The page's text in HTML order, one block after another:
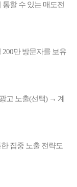
할 수 있는 매도전
만 방문자를 보유
고 노출(선택) → 계
집중 노출 전략도